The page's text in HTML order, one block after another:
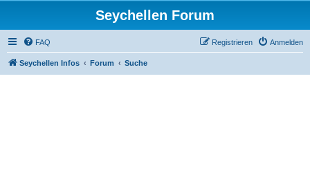
Seychellen Forum
FAQ Anmelden
Registrieren
Seychellen Infos Forum Suche